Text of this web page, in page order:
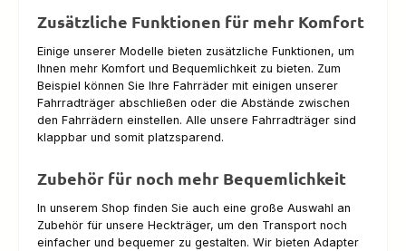
Zusätzliche Funktionen für mehr Komfort
Einige unserer Modelle bieten zusätzliche Funktionen, um
Ihnen mehr Komfort und Bequemlichkeit zu bieten. Zum
Beispiel können Sie Ihre Fahrräder mit einigen unserer
Fahrradträger abschließen oder die Abstände zwischen
den Fahrrädern einstellen. Alle unsere Fahrradträger sind
klappbar und somit platzsparend.
Zubehör für noch mehr Bequemlichkeit
In unserem Shop finden Sie auch eine große Auswahl an
Zubehör für unsere Heckträger, um den Transport noch
einfacher und bequemer zu gestalten. Wir bieten Adapter